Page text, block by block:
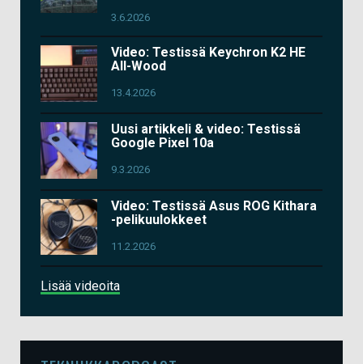
3.6.2026
Video: Testissä Keychron K2 HE
All-Wood
13.4.2026
Uusi artikkeli & video: Testissä
Google Pixel 10a
9.3.2026
Video: Testissä Asus ROG Kithara
-pelikuulokkeet
11.2.2026
Lisää videoita